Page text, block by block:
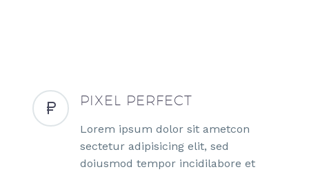
PIXEL PERFECT
Lorem ipsum dolor sit ametcon
sectetur adipisicing elit, sed
doiusmod tempor incidilabore et